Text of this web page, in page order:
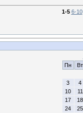
1-5 6-10
Пн
Вт
3
4
10
11
17
18
24
25